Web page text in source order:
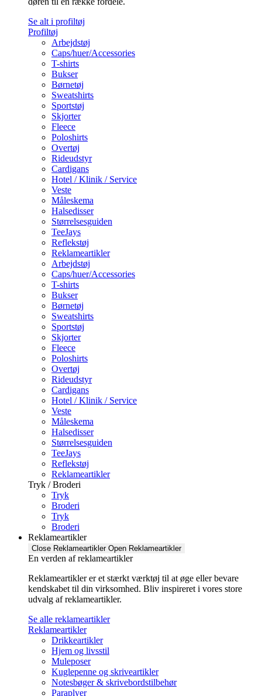
Se alt i profiltøj
Profiltøj
Arbejdstøj
Caps/huer/Accessories
T-shirts
Bukser
Børnetøj
Sweatshirts
Sportstøj
Skjorter
Fleece
Poloshirts
Overtøj
Rideudstyr
Cardigans
Hotel / Klinik / Service
Veste
Måleskema
Halsedisser
Størrelsesguiden
TeeJays
Reflekstøj
Reklameartikler
Arbejdstøj
Caps/huer/Accessories
T-shirts
Bukser
Børnetøj
Sweatshirts
Sportstøj
Skjorter
Fleece
Poloshirts
Overtøj
Rideudstyr
Cardigans
Hotel / Klinik / Service
Veste
Måleskema
Halsedisser
Størrelsesguiden
TeeJays
Reflekstøj
Reklameartikler
Tryk / Broderi
Tryk
Broderi
Tryk
Broderi
Reklameartikler
Close Reklameartikler Open Reklameartikler
En verden af reklameartikler ​
Reklameartikler er et stærkt værktøj til at øge eller bevare
kendskabet til din virksomhed. Bliv inspireret i vores store
udvalg af reklameartikler.
Se alle reklameartikler
Reklameartikler
Drikkeartikler
Hjem og livsstil
Muleposer
Kuglepenne og skriveartikler
Notesbøger & skrivebordstilbehør
Paraplyer